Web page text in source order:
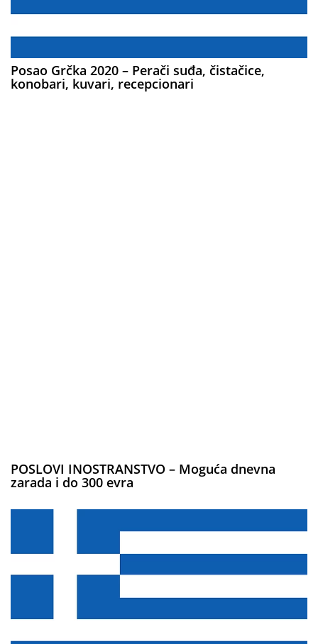
Posao Grčka 2020 – Perači suđa, čistačice,
konobari, kuvari, recepcionari
POSLOVI INOSTRANSTVO – Moguća dnevna
zarada i do 300 evra